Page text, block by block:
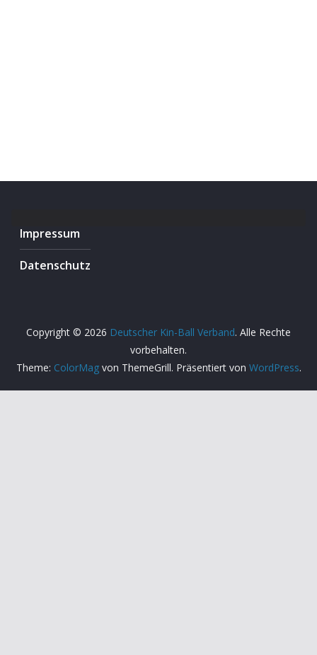
Impressum
Datenschutz
Copyright © 2026 Deutscher Kin-Ball Verband. Alle Rechte
vorbehalten.
Theme: ColorMagvon ThemeGrill. Präsentiert von WordPress.